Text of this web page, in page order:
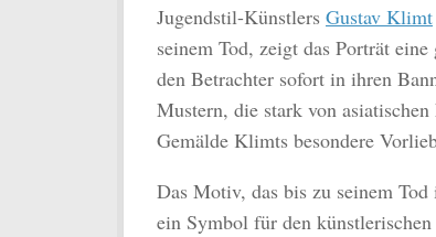
Jugendstil-Künstlers Gustav Klimt
seinem Tod, zeigt das Porträt
den Betrachter sofort in ihren
Mustern, die stark von
Gemälde Klimts besondere
Das Motiv, das bis zu seinem
ein Symbol für den